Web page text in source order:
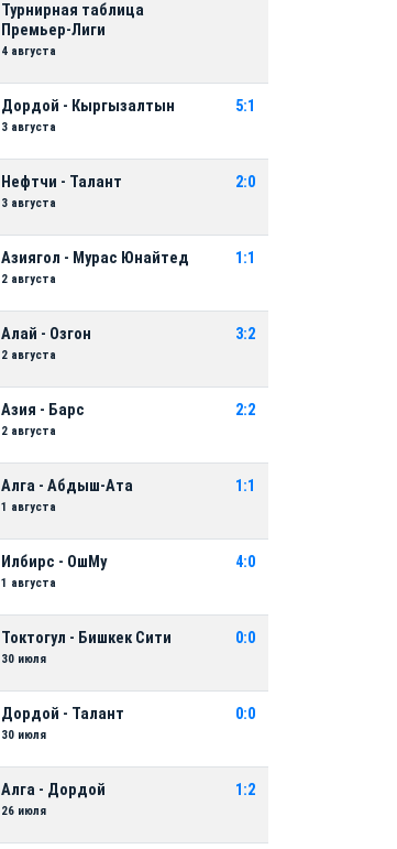
Турнирная таблица
Премьер-Лиги
4 августа
Дордой - Кыргызалтын
3 августа
5:1
Нефтчи - Талант
3 августа
2:0
Азиягол - Мурас Юнайтед
2 августа
1:1
Алай - Озгон
2 августа
3:2
Азия - Барс
2 августа
2:2
Алга - Абдыш-Ата
1 августа
1:1
Илбирс - ОшМу
1 августа
4:0
Токтогул - Бишкек Сити
30 июля
0:0
Дордой - Талант
30 июля
0:0
Алга - Дордой
26 июля
1:2